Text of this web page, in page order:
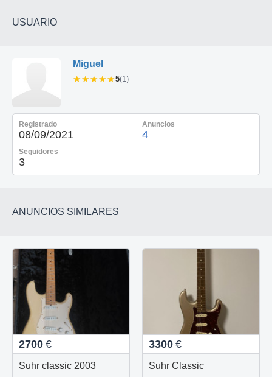
USUARIO
Miguel
★★★★★
★★★★★5(1)
Registrado
08/09/2021
Anuncios
4
Seguidores
3
ANUNCIOS SIMILARES
2700 €
Suhr classic 2003
3300 €
Suhr Classic